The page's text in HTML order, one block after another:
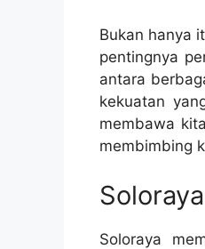
Bukan hanya
pentingnya
antara
kekuatan
membawa
membimbing
Soloraya